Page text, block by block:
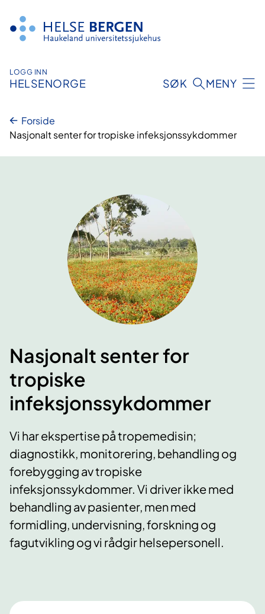
innhald
LOGG INN
HELSENORGE SØK MENY
Forside
Nasjonalt senter for tropiske infeksjonssykdommer
Nasjonalt senter for
tropiske
infeksjonssykdommer
Vi har ekspertise på tropemedisin;
diagnostikk, monitorering, behandling og
forebygging av tropiske
infeksjonssykdommer. Vi driver ikke med
behandling av pasienter, men med
formidling, undervisning, forskning og
fagutvikling og vi rådgir helsepersonell.